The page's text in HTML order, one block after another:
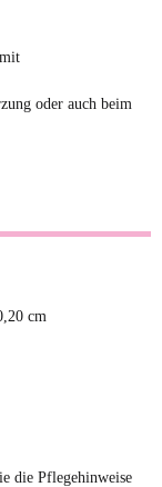
oder auch beim
cm
die Pflegehinweise